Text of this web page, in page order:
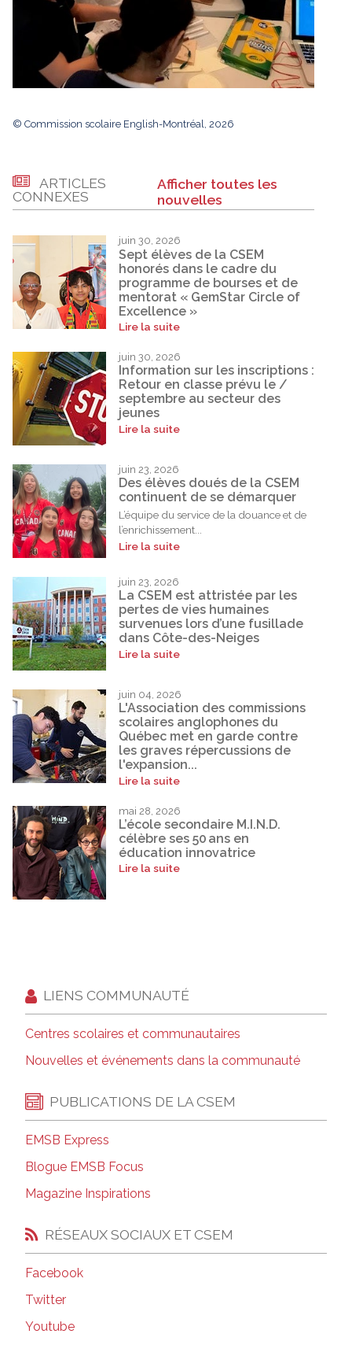
© Commission scolaire English-Montréal, 2026
ARTICLES
CONNEXES
Afficher toutes les
nouvelles
juin 30, 2026
Sept élèves de la CSEM
honorés dans le cadre du
programme de bourses et de
mentorat « GemStar Circle of
Excellence »
Lire la suite
juin 30, 2026
Information sur les inscriptions :
Retour en classe prévu le /
septembre au secteur des
jeunes
Lire la suite
juin 23, 2026
Des élèves doués de la CSEM
continuent de se démarquer
L’équipe du service de la douance et de
l’enrichissement...
Lire la suite
juin 23, 2026
La CSEM est attristée par les
pertes de vies humaines
survenues lors d’une fusillade
dans Côte-des-Neiges
Lire la suite
juin 04, 2026
L'Association des commissions
scolaires anglophones du
Québec met en garde contre
les graves répercussions de
l'expansion...
Lire la suite
mai 28, 2026
L’école secondaire M.I.N.D.
célèbre ses 50 ans en
éducation innovatrice
Lire la suite
LIENS COMMUNAUTÉ
Centres scolaires et communautaires
Nouvelles et événements dans la communauté
PUBLICATIONS DE LA CSEM
EMSB Express
Blogue EMSB Focus
Magazine Inspirations
RÉSEAUX SOCIAUX ET CSEM
Facebook
Twitter
Youtube